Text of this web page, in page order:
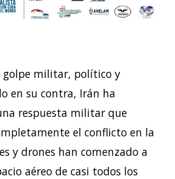
golpe militar, político y
en su contra, Irán ha
respuesta militar que
el conflicto en la
y drones han comenzado a
aéreo de casi todos los